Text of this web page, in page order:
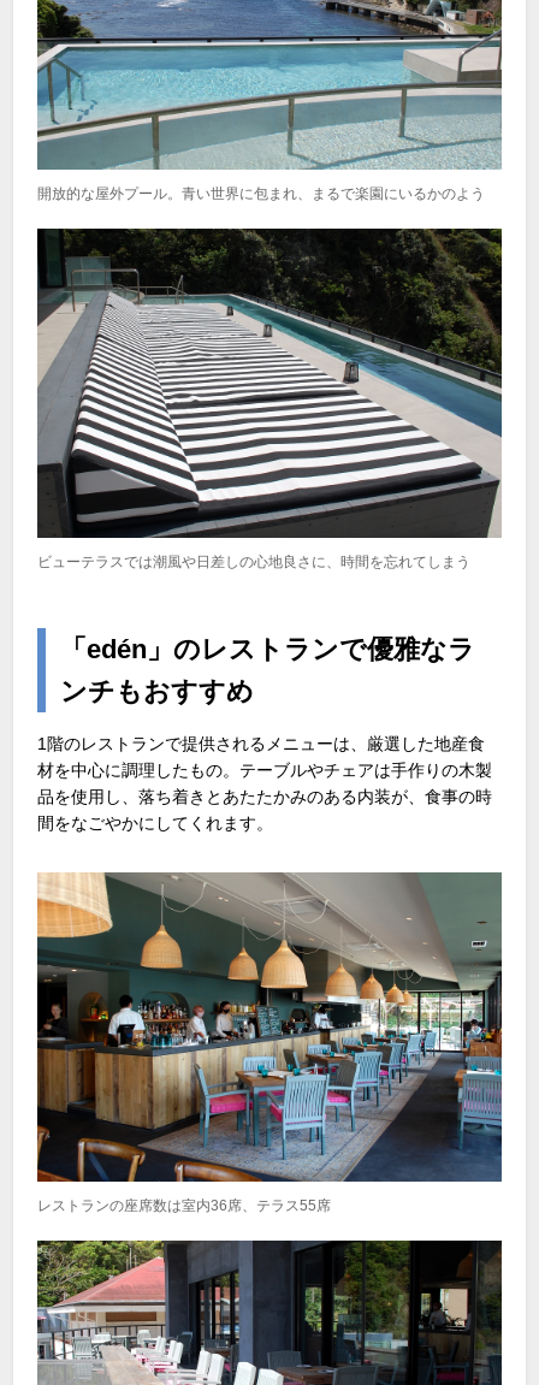
開放的な屋外プール。青い世界に包まれ、まるで楽園にいるかのよう
ビューテラスでは潮風や日差しの心地良さに、時間を忘れてしまう
「edén」のレストランで優雅なラ
ンチもおすすめ
1階のレストランで提供されるメニューは、厳選した地産食
材を中心に調理したもの。テーブルやチェアは手作りの木製
品を使用し、落ち着きとあたたかみのある内装が、食事の時
間をなごやかにしてくれます。
レストランの座席数は室内36席、テラス55席